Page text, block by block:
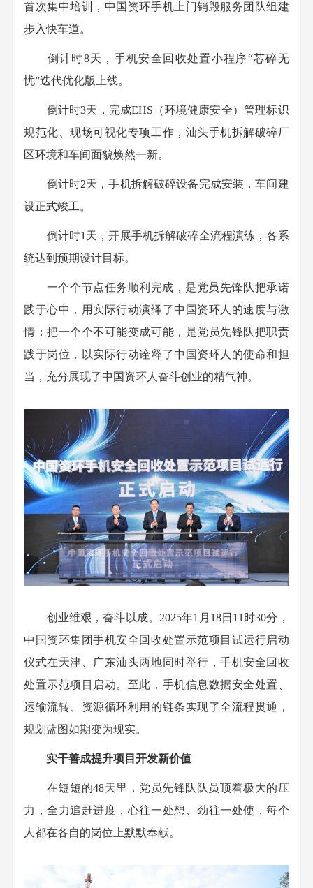
首次集中培训，中国资环手机上门销毁服务团队组建
步入快车道。
倒计时8天，手机安全回收处置小程序“芯碎无
忧”迭代优化版上线。
倒计时3天，完成EHS（环境健康安全）管理标识
规范化、现场可视化专项工作，汕头手机拆解破碎厂
区环境和车间面貌焕然一新。
倒计时2天，手机拆解破碎设备完成安装，车间建
设正式竣工。
倒计时1天，开展手机拆解破碎全流程演练，各系
统达到预期设计目标。
一个个节点任务顺利完成，是党员先锋队把承诺
践于心中，用实际行动演绎了中国资环人的速度与激
情；把一个个不可能变成可能，是党员先锋队把职责
践于岗位，以实际行动诠释了中国资环人的使命和担
当，充分展现了中国资环人奋斗创业的精气神。
创业维艰，奋斗以成。2025年1月18日11时30分，
中国资环集团手机安全回收处置示范项目试运行启动
仪式在天津、广东汕头两地同时举行，手机安全回收
处置示范项目启动。至此，手机信息数据安全处置、
运输流转、资源循环利用的链条实现了全流程贯通，
规划蓝图如期变为现实。
实干善成提升项目开发新价值
在短短的48天里，党员先锋队队员顶着极大的压
力，全力追赶进度，心往一处想、劲往一处使，每个
人都在各自的岗位上默默奉献。